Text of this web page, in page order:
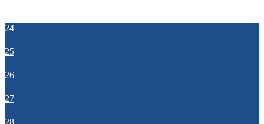
24
25
26
27
28